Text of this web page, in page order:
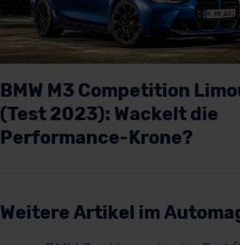
BMW M3 Competition
(Test 2023): Wackelt die
Performance-Krone?
Weitere Artikel im